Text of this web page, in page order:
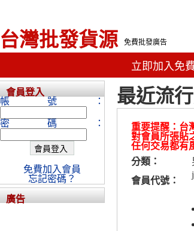
台灣批發貨源 免費批發廣告
立即加入免
最近流
重要提醒：台
對會員所張貼
任何交易都有
分類：
會員代號：
會員登入
帳號：
密碼：
免費加入會員
忘記密碼？
廣告